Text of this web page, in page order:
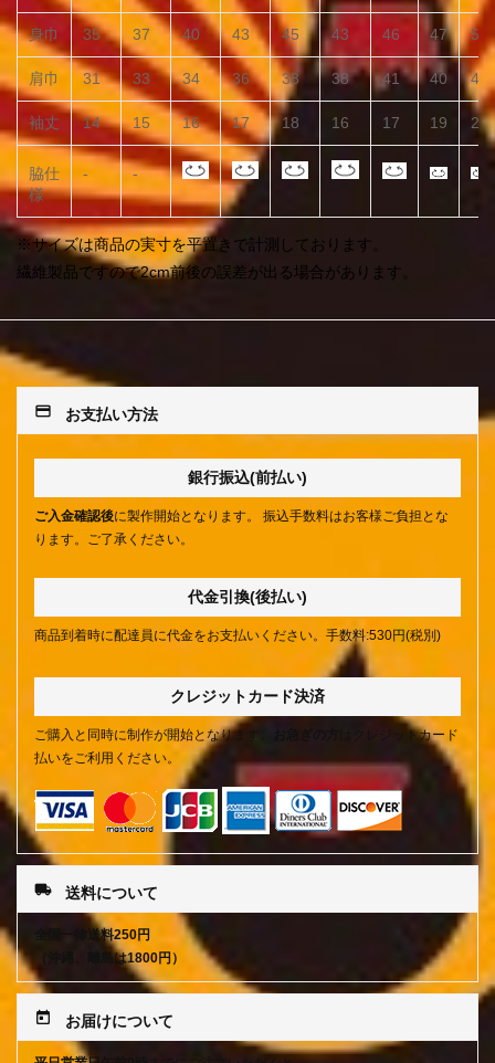
身巾 35 37 40 43 45 43 46 47 50
肩巾 31 33 34 36 38 38 41 40 43
袖丈 14 15 16 17 18 16 17 19 20
脇仕
様
- -
※サイズは商品の実寸を平置きで計測しております。
繊維製品ですので2cm前後の誤差が出る場合があります。
payment お支払い方法
銀行振込(前払い)
ご入金確認後に製作開始となります。 振込手数料はお客様ご負担とな
ります。ご了承ください。
代金引換(後払い)
商品到着時に配達員に代金をお支払いください。手数料:530円(税別)
クレジットカード決済
ご購入と同時に制作が開始となります。 お急ぎの方
はクレジットカード
払いをご利用ください。
local_shipping 送料について
全国一律送料250円
（沖縄、離島は1800円）
today お届けについて